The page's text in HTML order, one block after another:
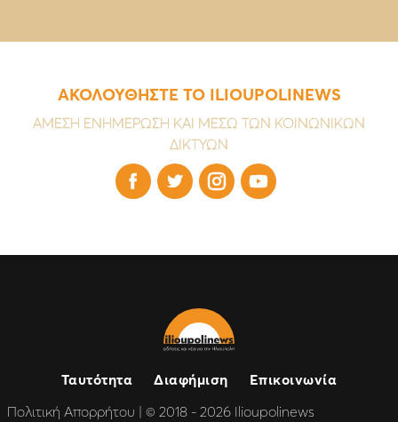
ΑΚΟΛΟΥΘΗΣΤΕ ΤΟ ILIOUPOLINEWS
ΑΜΕΣΗ ΕΝΗΜΕΡΩΣΗ ΚΑΙ ΜΕΣΩ ΤΩΝ ΚΟΙΝΩΝΙΚΩΝ
ΔΙΚΤΥΩΝ
   
Ταυτότητα Διαφήμιση
Επικοινωνία
Πολιτική Απορρήτου | © 2018 - 2026 Ilioupolinews